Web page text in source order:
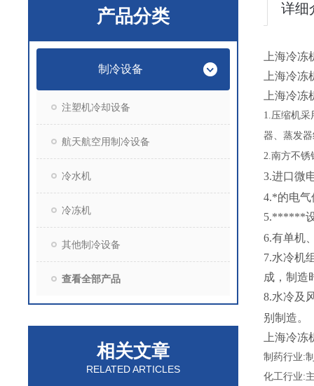
产品分类
制冷设备
注塑机冷却设备
航天航空用制冷设备
冷水机
冷冻机
其他制冷设备
查看全部产品
相关文章
RELATED ARTICLES
详细
上海冷
上海冷
上海冷
1.压缩机采
器、蒸发
2.南方不锈
3.进口微
4.*的电气
5.******
6.有单机
7.水冷机
成，制造
8.水冷及
别制造。
上海冷
制药行业:
化工行业: